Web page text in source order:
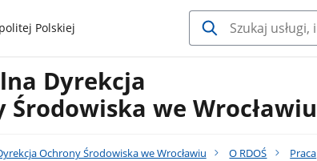
Polskiej
Dyrekcja
Środowiska we Wrocławiu
Ochrony Środowiska we Wrocławiu O RDOŚ Praca